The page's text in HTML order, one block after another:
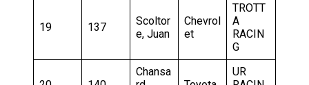
19 137
Scoltor
e, Juan
Chevrol
et
TROTT
A
RACIN
G
Chansa
UR